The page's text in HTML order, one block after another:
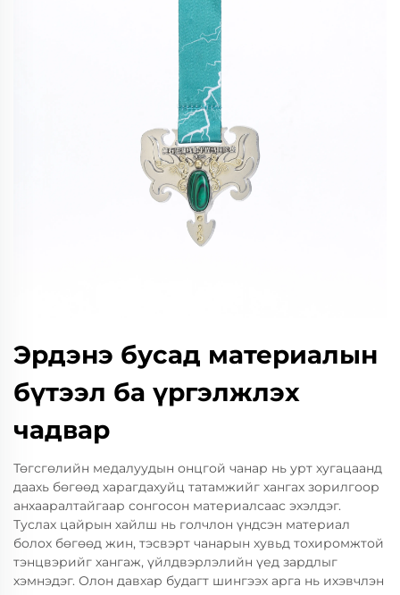
Эрдэнэ бусад материалын
бүтээл ба үргэлжлэх
чадвар
Төгсгөлийн медалуудын онцгой чанар нь урт хугацаанд
даахь бөгөөд харагдахуйц татамжийг хангах зорилгоор
анхааралтайгаар сонгосон материалсаас эхэлдэг.
Туслах цайрын хайлш нь голчлон үндсэн материал
болох бөгөөд жин, тэсвэрт чанарын хувьд тохиромжтой
тэнцвэрийг хангаж, үйлдвэрлэлийн үед зардлыг
хэмнэдэг. Олон давхар будагт шингээх арга нь ихэвчлэн